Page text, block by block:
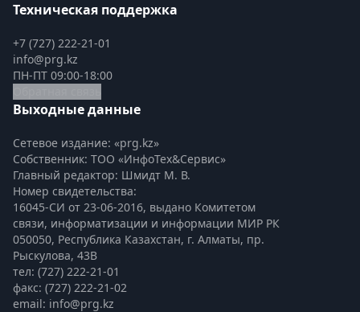
Техническая поддержка
+7 (727) 222-21-01
info@prg.kz
ПН-ПТ 09:00-18:00
Выходные данные
Сетевое издание: «prg.kz»
Собственник: ТОО «ИнфоТех&Сервис»
Главный редактор: Шмидт М. В.
Номер свидетельства:
16045-СИ от 23-06-2016, выдано Комитетом
связи, информатизации и информации МИР РК
050050, Республика Казахстан, г. Алматы, пр.
Рыскулова, 43В
тел: (727) 222-21-01
факс: (727) 222-21-02
email: info@prg.kz